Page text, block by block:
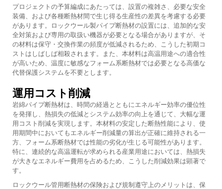
プロジェクトの予算編成にあたっては、設置の複雑さ、必要な安全
装備、および各種断熱材間で生じ得る生産性の差異を考慮する必要
があります。ロックウール製パイプ断熱材の設置には、追加的な安
全対策および専用の取扱い機器が必要となる場合がありますが、そ
の材料は保守・交換作業の頻度が低減されるため、こうした初期コ
ストはしばしば相殺されます。また、本材料は高温用途への適合性
が高いため、温度に敏感なフォーム系断熱材では必要となる高価な
代替保護システムを不要とします。
運用コスト削減
岩綿パイプ断熱材は、時間の経過とともにエネルギー効率の優位性
を発揮し、熱損失の低減とシステム効率の向上を通じて、大幅な運
用コスト削減を実現します。本材料の安定した断熱性能により、使
用期間中においてもエネルギー削減量の算出が正確に維持される一
方、フォーム系断熱材では性能の劣化が生じる可能性があります。
特に、連続的な高温運転が求められる産業用途においては、熱損失
が大きなエネルギー費用を占めるため、こうした削減効果は顕著で
す。
ロックウール管用断熱材の保険および規制遵守上のメリットは、保